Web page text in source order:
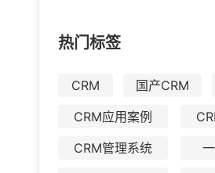
热门标签
CRM 国产CRM
CRM应用案例
CRM管理系统